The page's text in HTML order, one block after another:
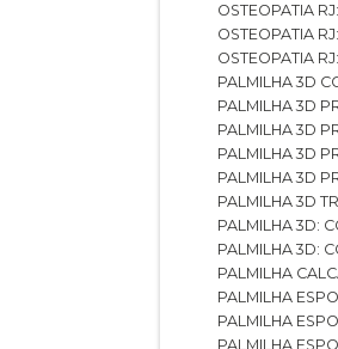
OSTEOPATIA
OSTEOPATIA
OSTEOPATIA
PALMILHA 3D
PALMILHA 3D
PALMILHA 3D
PALMILHA 3D
PALMILHA 3D
PALMILHA 3D
PALMILHA 3D:
PALMILHA 3D:
PALMILHA
PALMILHA
PALMILHA
PALMILHA